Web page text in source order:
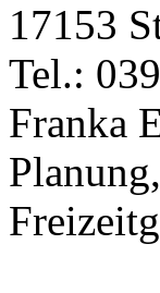
17153
Tel.:
Franka